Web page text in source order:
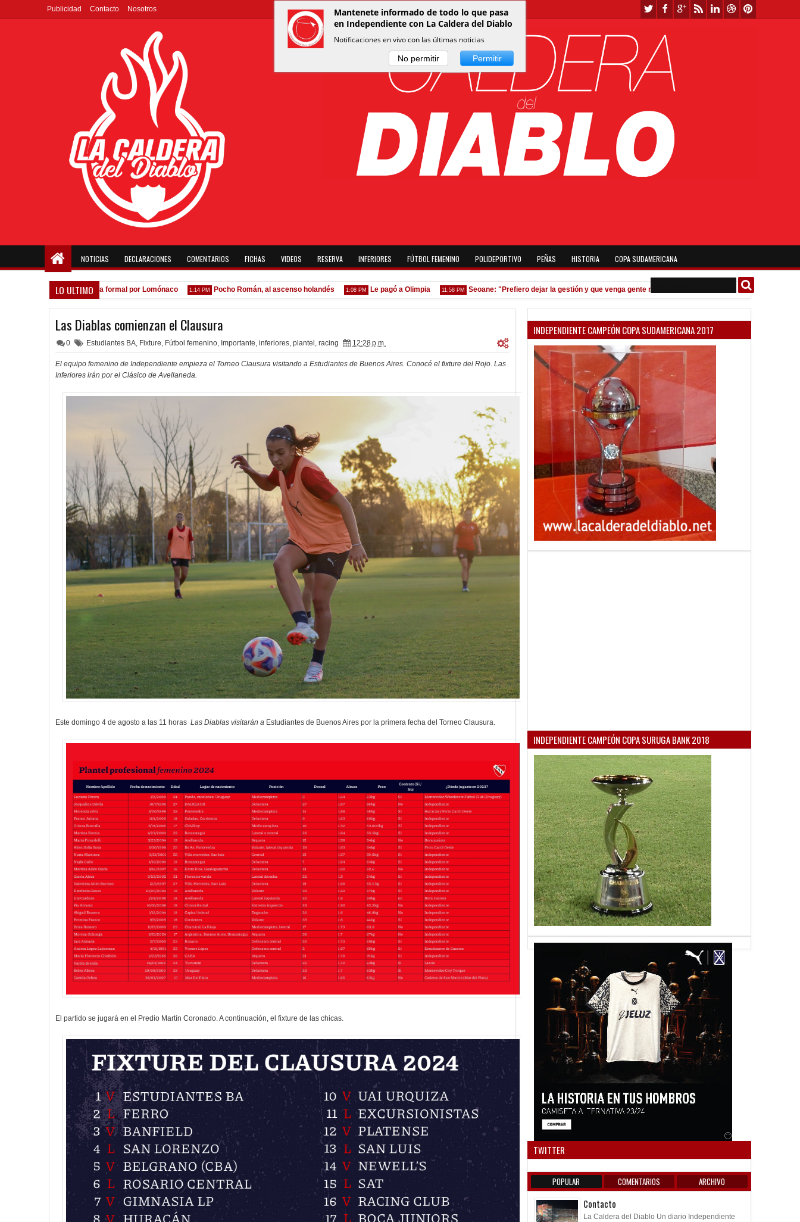
Publicidad Contacto Nosotros
NOTICIAS DECLARACIONES COMENTARIOS FICHAS VIDEOS RESERVA INFERIORES FÚTBOL FEMENINO POLIDEPORTIVO PEÑAS HISTORIA COPA SUDAMERICANA
LO ULTIMO
A la espera de la oferta formal por Lomónaco 1:14 PM Pocho Román, al ascenso holandés 1:08 PM Le pagó a Olimpia 11:58 PM Seoane: "Prefiero dejar la gestión y que venga gente nueva" Todo confirmado en la Copa
Las Diablas comienzan el Clausura
0 Estudiantes BA, Fixture, Fútbol femenino, Importante, inferiores, plantel , racing 12:28 p.m.
El equipo femenino de Independiente empieza el Torneo Clausura visitando a Estudiantes de Buenos Aires. Conocé el fixture del Rojo. Las
Inferiores irán por el Clásico de Avellaneda.
Este domingo 4 de agosto a las 11 horas Las Diablas visitarán a Estudiantes de Buenos Aires por la primera fecha del Torneo Clausura.
El partido se jugará en el Predio Martín Coronado. A continuación, el fixture de las chicas.
INDEPENDIENTE CAMPEÓN COPA SUDAMERICANA 2017
INDEPENDIENTE CAMPEÓN COPA SURUGA BANK 2018
TWITTER
POPULAR COMENTARIOS ARCHIVO
Contacto
La Caldera del Diablo Un diario Independiente
Mantenete informado de todo lo que pasa
en Independiente con La Caldera del Diablo
Notificaciones en vivo con las últimas noticias
No permitir Permitir